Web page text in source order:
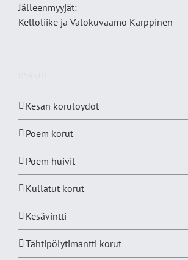
Jälleenmyyjät:
Kelloliike ja Valokuvaamo Karppinen
Kesän korulöydöt
Poem korut
Poem huivit
Kullatut korut
Kesävintti
Tähtipölytimantti korut